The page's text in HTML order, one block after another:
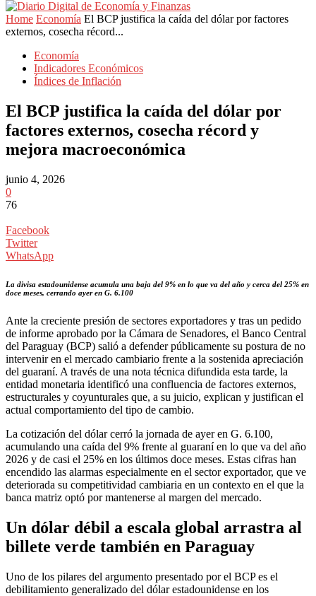
Home Economía El BCP justifica la caída del dólar por factores
externos, cosecha récord...
Economía
Indicadores Económicos
Índices de Inflación
El BCP justifica la caída del dólar por
factores externos, cosecha récord y
mejora macroeconómica
junio 4, 2026
0
76
Facebook
Twitter
WhatsApp
La divisa estadounidense acumula una baja del 9% en lo que va del año y cerca del 25% en
doce meses, cerrando ayer en G. 6.100
Ante la creciente presión de sectores exportadores y tras un pedido
de informe aprobado por la Cámara de Senadores, el Banco Central
del Paraguay (BCP) salió a defender públicamente su postura de no
intervenir en el mercado cambiario frente a la sostenida apreciación
del guaraní. A través de una nota técnica difundida esta tarde, la
entidad monetaria identificó una confluencia de factores externos,
estructurales y coyunturales que, a su juicio, explican y justifican el
actual comportamiento del tipo de cambio.
La cotización del dólar cerró la jornada de ayer en G. 6.100,
acumulando una caída del 9% frente al guaraní en lo que va del año
2026 y de casi el 25% en los últimos doce meses. Estas cifras han
encendido las alarmas especialmente en el sector exportador, que ve
deteriorada su competitividad cambiaria en un contexto en el que la
banca matriz optó por mantenerse al margen del mercado.
Un dólar débil a escala global arrastra al
billete verde también en Paraguay
Uno de los pilares del argumento presentado por el BCP es el
debilitamiento generalizado del dólar estadounidense en los